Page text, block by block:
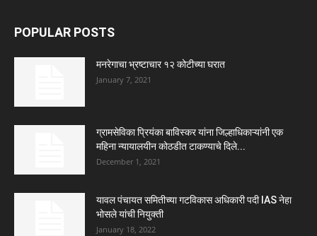
POPULAR POSTS
मनरेगाचा भ्रष्टाचार १२ कोटीच्या घरात
January 7, 2021
ग्रामसेविका प्रियंका बाविस्कर यांना जिल्हाधिकाऱ्यांनी एक
महिना न्यायालयीन कोठडीत टाकण्याचे दिले...
December 1, 2021
यावल पंचायत समितीच्या गटविकास अधिकारी पदी IAS नेहा
भोसले यांची नियुक्ती
January 18, 2022